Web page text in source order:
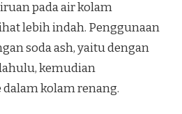
pada air kolam
lebih indah. Penggunaan
soda ash, yaitu dengan
kemudian
kolam renang.